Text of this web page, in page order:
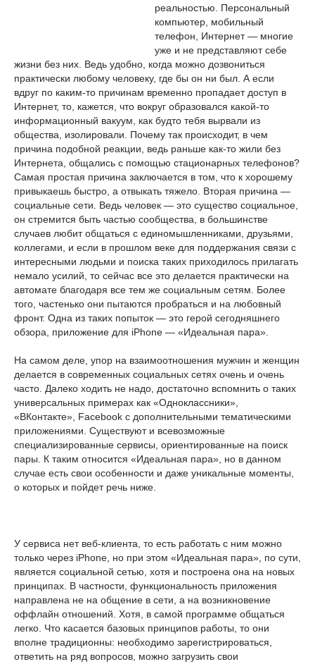
реальностью. Персональный
компьютер, мобильный
телефон, Интернет — многие
уже и не представляют себе
жизни без них. Ведь удобно, когда можно дозвониться
практически любому человеку, где бы он ни был. А если
вдруг по каким-то причинам временно пропадает доступ в
Интернет, то, кажется, что вокруг образовался какой-то
информационный вакуум, как будто тебя вырвали из
общества, изолировали. Почему так происходит, в чем
причина подобной реакции, ведь раньше как-то жили без
Интернета, общались с помощью стационарных телефонов?
Самая простая причина заключается в том, что к хорошему
привыкаешь быстро, а отвыкать тяжело. Вторая причина —
социальные сети. Ведь человек — это существо социальное,
он стремится быть частью сообщества, в большинстве
случаев любит общаться с единомышленниками, друзьями,
коллегами, и если в прошлом веке для поддержания связи с
интересными людьми и поиска таких приходилось прилагать
немало усилий, то сейчас все это делается практически на
автомате благодаря все тем же социальным сетям. Более
того, частенько они пытаются пробраться и на любовный
фронт. Одна из таких попыток — это герой сегодняшнего
обзора, приложение для iPhone — «Идеальная пара».
На самом деле, упор на взаимоотношения мужчин и женщин
делается в современных социальных сетях очень и очень
часто. Далеко ходить не надо, достаточно вспомнить о таких
универсальных примерах как «Одноклассники»,
«ВКонтакте», Facebook с дополнительными тематическими
приложениями. Существуют и всевозможные
специализированные сервисы, ориентированные на поиск
пары. К таким относится «Идеальная пара», но в данном
случае есть свои особенности и даже уникальные моменты,
о которых и пойдет речь ниже.
У сервиса нет веб-клиента, то есть работать с ним можно
только через iPhone, но при этом «Идеальная пара», по сути,
является социальной сетью, хотя и построена она на новых
принципах. В частности, функциональность приложения
направлена не на общение в сети, а на возникновение
оффлайн отношений. Хотя, в самой программе общаться
легко. Что касается базовых принципов работы, то они
вполне традиционны: необходимо зарегистрироваться,
ответить на ряд вопросов, можно загрузить свои